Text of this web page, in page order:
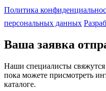
Политика
персональных данных
Ваша заявка
Наши специалисты
пока можете присмотреть
каталоге.